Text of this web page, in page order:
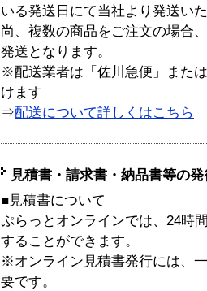
いる発送日にて当社より発送い
尚、複数の商品をご注文の場合
発送となります。
※配送業者は「佐川急便」また
けます
⇒配送について詳しくはこちら
見積書・請求書・納品書等の
■見積書について
ぷらっとオンラインでは、24時
することができます。
※オンライン見積書発行には、
要です。